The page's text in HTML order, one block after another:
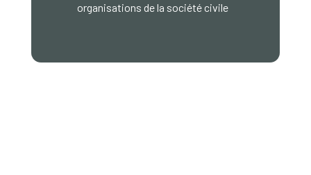
organisations de la société civile